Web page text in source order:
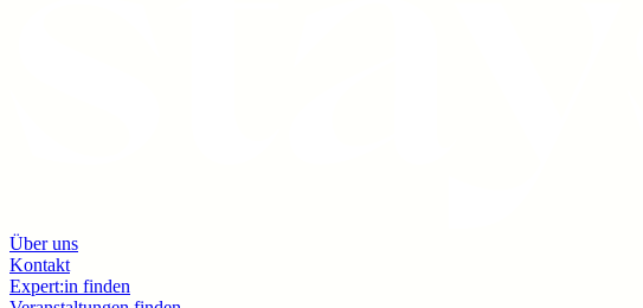
Über uns
Kontakt
Expert:in finden